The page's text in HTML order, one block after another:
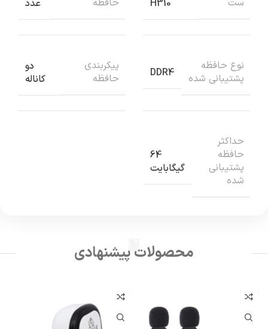
ست H310 حافظه عدد
نوع حافظه
پشتيباني شده
DDR4
پيکربندي
حافظه
دو
کاناله
حداکثر
حافظه
پشتيباني
شده
64
گیگابایت
محصولات پیشنهادی